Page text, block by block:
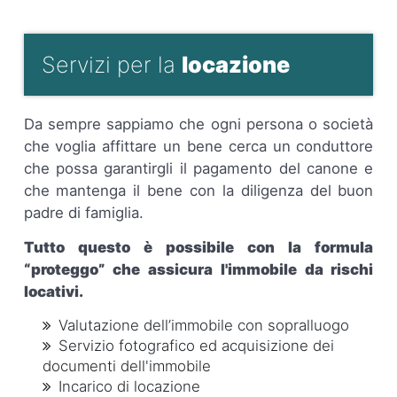
Servizi per la locazione
Da sempre sappiamo che ogni persona o società
che voglia affittare un bene cerca un conduttore
che possa garantirgli il pagamento del canone e
che mantenga il bene con la diligenza del buon
padre di famiglia.
Tutto questo è possibile con la formula
“proteggo” che assicura l'immobile da rischi
locativi.
Valutazione dell’immobile con sopralluogo
Servizio fotografico ed acquisizione dei
documenti dell'immobile
Incarico di locazione